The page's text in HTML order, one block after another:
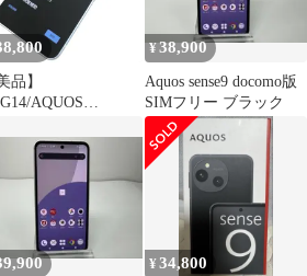
品】
AQUOS
¥38,900
Aquos sense9 docomo版
SIMフリー ブラック
¥34,800